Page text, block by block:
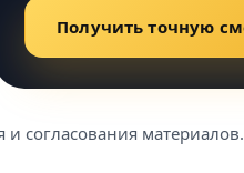
Получить точную
согласования материалов.